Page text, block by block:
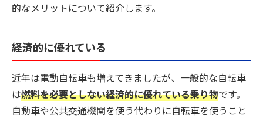
的なメリットについて紹介します。
経済的に優れている
近年は電動自転車も増えてきましたが、一般的な自転車
は燃料を必要としない経済的に優れている乗り物です。
自動車や公共交通機関を使う代わりに自転車を使うこと